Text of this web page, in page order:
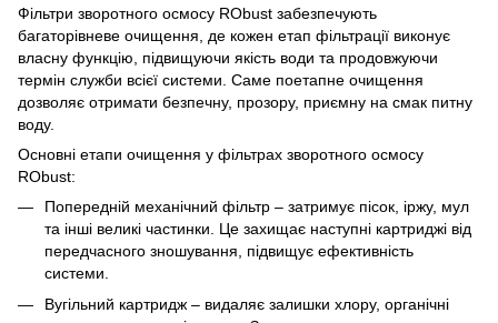
Фільтри зворотного осмосу RObust забезпечують
багаторівневе очищення, де кожен етап фільтрації виконує
власну функцію, підвищуючи якість води та продовжуючи
термін служби всієї системи. Саме поетапне очищення
дозволяє отримати безпечну, прозору, приємну на смак питну
воду.
Основні етапи очищення у фільтрах зворотного осмосу
RObust:
Попередній механічний фільтр – затримує пісок, іржу, мул
та інші великі частинки. Це захищає наступні картриджі від
передчасного зношування, підвищує ефективність
системи.
Вугільний картридж – видаляє залишки хлору, органічні